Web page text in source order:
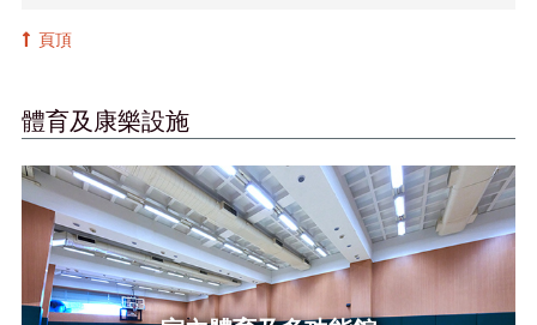
頁頂
體育及康樂設施